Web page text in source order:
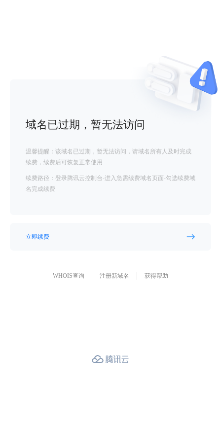
域名已过期，暂无法访问
温馨提醒：该域名已过期，暂无法访问，请域名所有人及时完成
续费，续费后可恢复正常使用
续费路径：登录腾讯云控制台-进入急需续费域名页面-勾选续费域
名完成续费
立即续费
WHOIS查询 注册新域名 获得帮助